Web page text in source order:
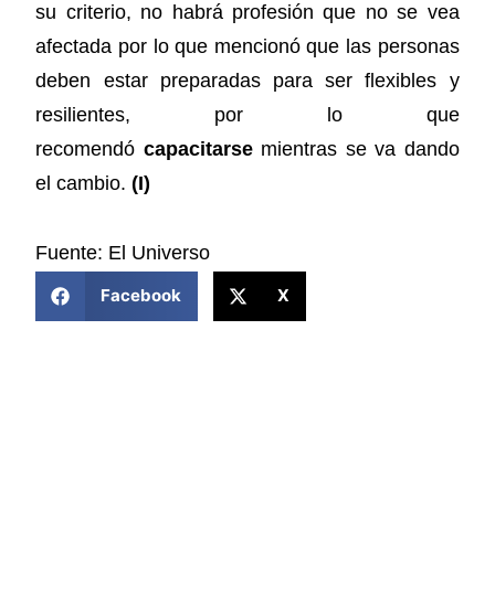
su criterio, no habrá profesión que no se vea
afectada por lo que mencionó que las personas
deben estar preparadas para ser flexibles y
resilientes, por lo que
recomendó capacitarsemientras se va dando
el cambio.(I)
Fuente: El Universo
Facebook X